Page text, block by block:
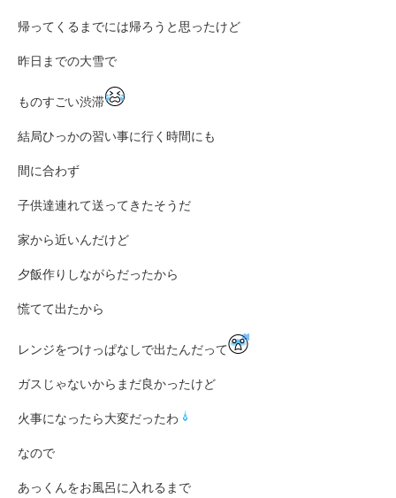
帰ってくるまでには帰ろうと思ったけど
昨日までの大雪で
ものすごい渋滞
結局ひっかの習い事に行く時間にも
間に合わず
子供達連れて送ってきたそうだ
家から近いんだけど
夕飯作りしながらだったから
慌てて出たから
レンジをつけっぱなしで出たんだって
ガスじゃないからまだ良かったけど
火事になったら大変だったわ
なので
あっくんをお風呂に入れるまで